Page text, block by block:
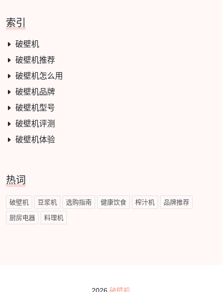
索引
破壁机
破壁机推荐
破壁机怎么用
破壁机品牌
破壁机型号
破壁机评测
破壁机体验
热词
破壁机 豆浆机 选购指南 健康饮食 榨汁机 品牌推荐
厨房电器 料理机